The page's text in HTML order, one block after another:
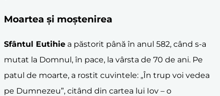
Moartea și moștenirea
Sfântul Eutihie a păstorit până în anul 582, când s-a
mutat la Domnul, în pace, la vârsta de 70 de ani. Pe
patul de moarte, a rostit cuvintele: „În trup voi vedea
pe Dumnezeu”, citând din cartea lui Iov – o